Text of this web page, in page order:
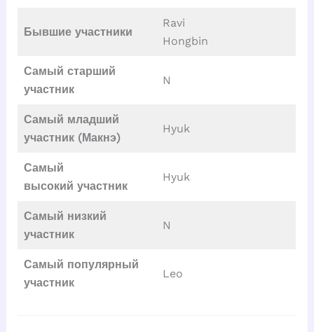
Бывшие участники
Ravi
Hongbin
Самый старший
участник
N
Самый младший
участник (Макнэ)
Hyuk
Самый
высокий участник
Hyuk
Самый низкий
участник
N
Самый популярный
участник
Leo